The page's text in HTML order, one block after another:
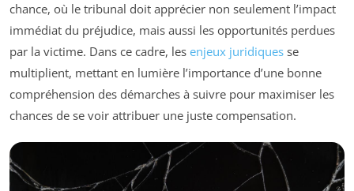
chance, où le tribunal doit apprécier non seulement l’impact
immédiat du préjudice, mais aussi les opportunités perdues
par la victime. Dans ce cadre, les enjeux juridiques se
multiplient, mettant en lumière l’importance d’une bonne
compréhension des démarches à suivre pour maximiser les
chances de se voir attribuer une juste compensation.